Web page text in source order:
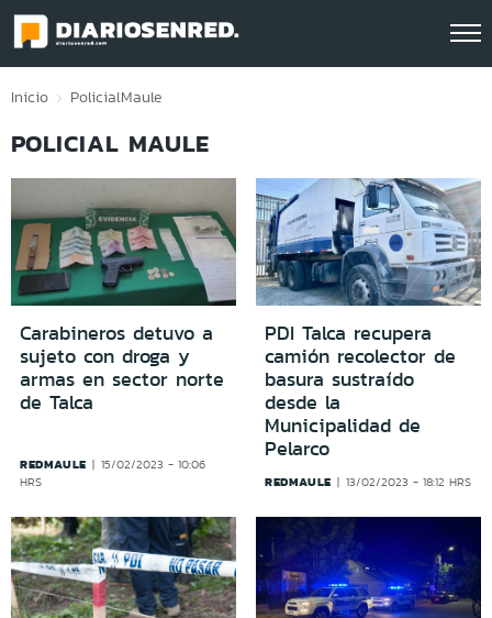
Click acá para ir directamente al contenido
Inicio PolicialMaule
POLICIAL MAULE
Carabineros detuvo a
sujeto con droga y
armas en sector norte
de Talca
REDMAULE
15/02/2023 - 10:06
HRS
PDI Talca recupera
camión recolector de
basura sustraído
desde la
Municipalidad de
Pelarco
REDMAULE 13/02/2023 - 18:12 HRS